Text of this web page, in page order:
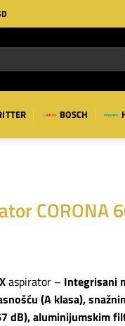
BOSCH
CORONA
aspirator – Integrisani
(A klasa),
dB), aluminijumskim